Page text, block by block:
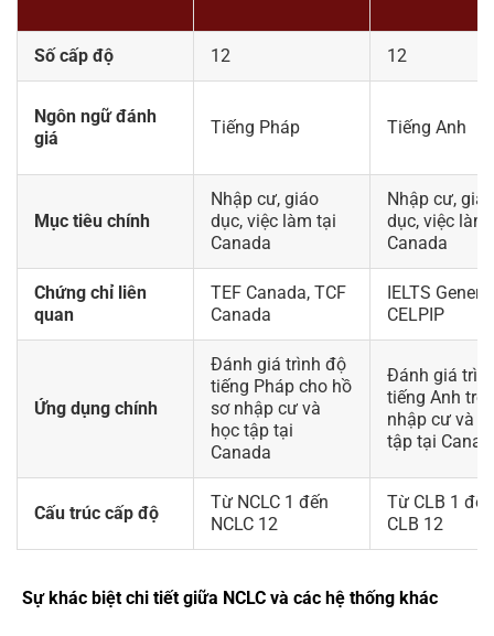
Số cấp độ 12 12
Ngôn ngữ đánh
giá
Tiếng Pháp Tiếng Anh
Mục tiêu chính
Nhập cư, giáo
dục, việc làm tại
Canada
Nhập cư, giáo
dục, việc làm
Canada
Chứng chỉ liên
quan
TEF Canada, TCF
Canada
IELTS
CELPIP
Ứng dụng chính
Đánh giá trình độ
tiếng Pháp cho hồ
sơ nhập cư và
học tập tại
Canada
Đánh giá
tiếng Anh
nhập cư và
tập tại
Cấu trúc cấp độ
Từ NCLC 1 đến
NCLC 12
Từ CLB 1 đến
CLB 12
Sự khác biệt chi tiết giữa NCLC và các hệ thống khác